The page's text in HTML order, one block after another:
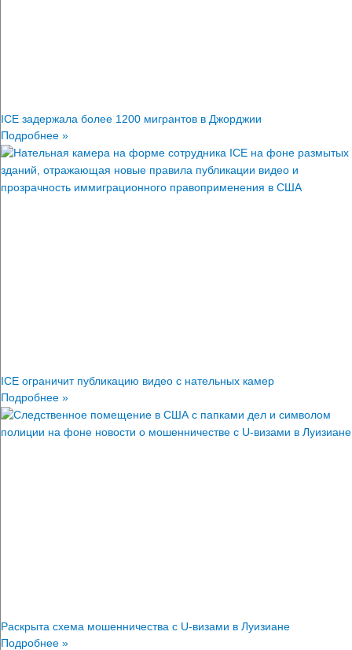
ICE задержала более 1200 мигрантов в Джорджии
Подробнее »
ICE ограничит публикацию видео с нательных камер
Подробнее »
Раскрыта схема мошенничества с U-визами в Луизиане
Подробнее »